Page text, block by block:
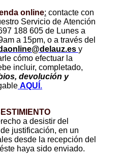
online: contacte con
Servicio de Atención
188 605 de Lunes a
a 15pm, o a través del
y
cómo efectuar la
incluir, completado,
devolución y
AQUÍ .
a desistir del
justificación, en un
desde la recepción del
haya sido enviado.